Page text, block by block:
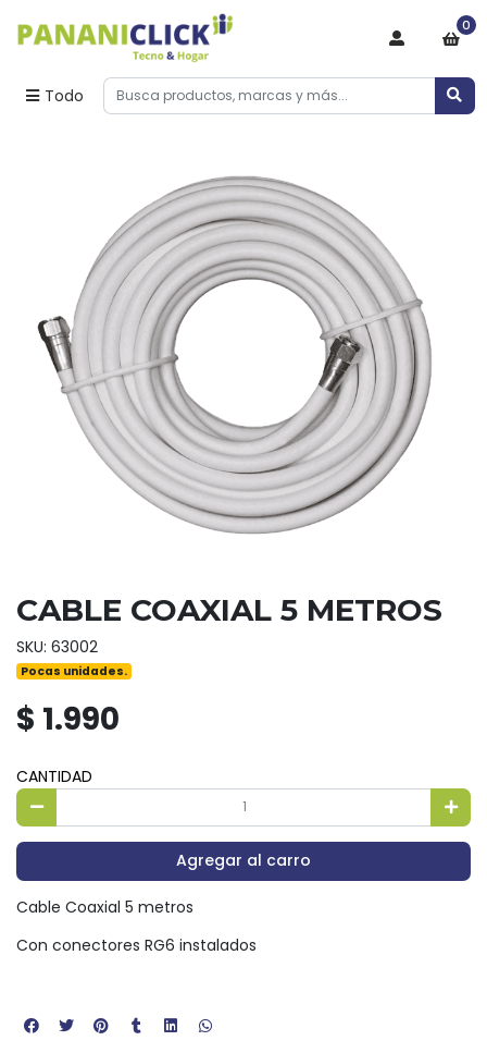
Todo
0
CABLE COAXIAL 5 METROS
SKU: 63002
Pocas unidades.
$ 1.990
CANTIDAD
Agregar al carro
Cable Coaxial 5 metros
Con conectores RG6 instalados